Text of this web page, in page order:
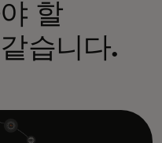
할
습니다.